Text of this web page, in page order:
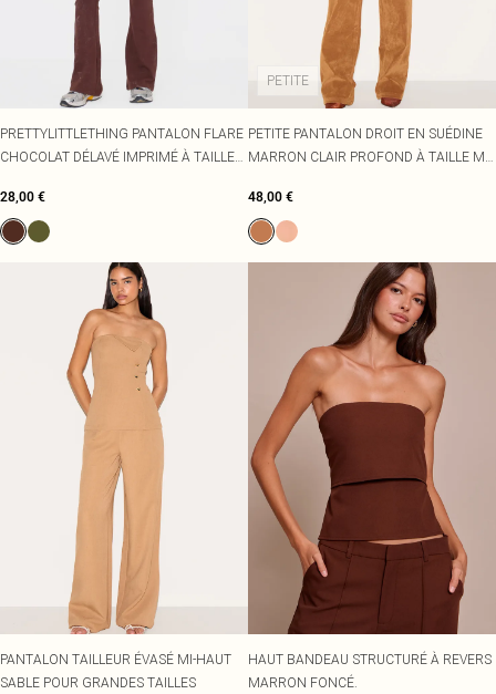
PRETTYLITTLETHING PANTALON FLARE
CHOCOLAT DÉLAVÉ IMPRIMÉ À TAILLE
28,00 €
PETITE
PETITE PANTALON DROIT EN SUÉDINE
MARRON CLAIR PROFOND À TAILLE MI-
48,00 €
PANTALON TAILLEUR ÉVASÉ MI-HAUT
SABLE POUR GRANDES TAILLES
HAUT BANDEAU STRUCTURÉ À REVERS
MARRON FONCÉ.